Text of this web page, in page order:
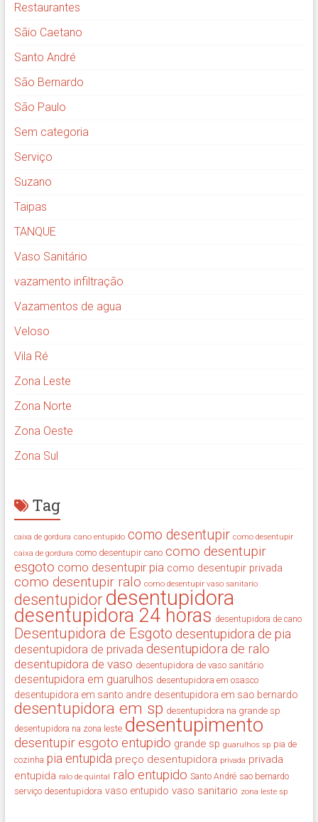
Restaurantes
Sãio Caetano
Santo André
São Bernardo
São Paulo
Sem categoria
Serviço
Suzano
Taipas
TANQUE
Vaso Sanitário
vazamento infiltração
Vazamentos de agua
Veloso
Vila Ré
Zona Leste
Zona Norte
Zona Oeste
Zona Sul
Tag
caixa de gordura cano entupido como desentupir como desentupir
caixa de gordura como desentupir cano como desentupir
esgoto como desentupir pia como desentupir privada
como desentupir ralo como desentupir vaso sanitario
desentupidor desentupidora
desentupidora 24 horas desentupidora de cano
Desentupidora de Esgoto desentupidora de pia
desentupidora de privada desentupidora de ralo
desentupidora de vaso desentupidora de vaso sanitário
desentupidora em guarulhos desentupidora em osasco
desentupidora em santo andre desentupidora em sao bernardo
desentupidora em sp desentupidora na grande sp
desentupidora na zona leste desentupimento
desentupir esgoto entupido grande sp guarulhos sp pia de
cozinha pia entupida preço desentupidora privada privada
entupida ralo de quintal ralo entupido Santo André sao bernardo
serviço desentupidora vaso entupido vaso sanitario zona leste sp